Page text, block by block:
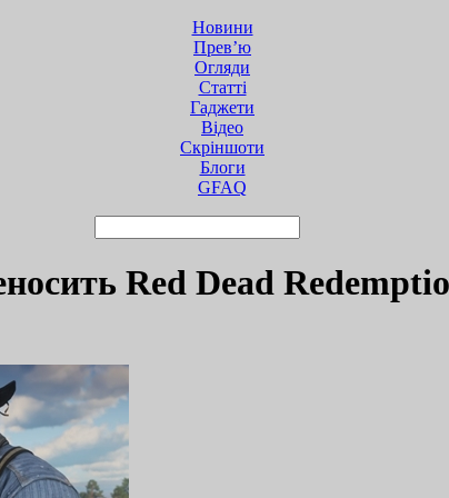
Новини
Прев’ю
Огляди
Статті
Гаджети
Відео
Cкріншоти
Блоги
GFAQ
Red Dead